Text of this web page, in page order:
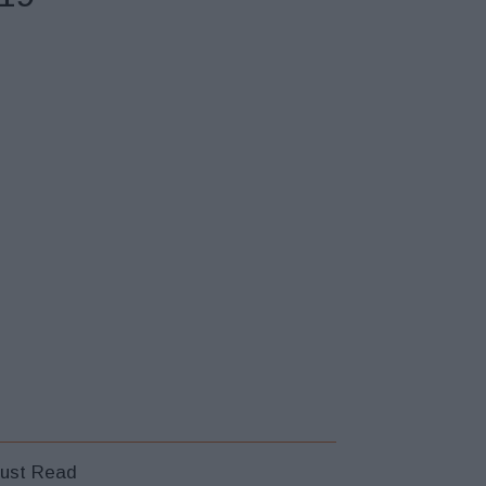
Read